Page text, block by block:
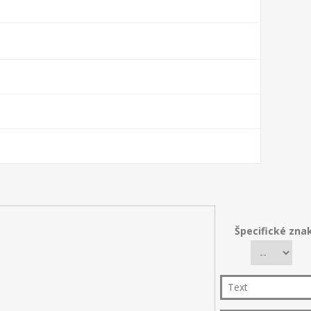
Špecifické